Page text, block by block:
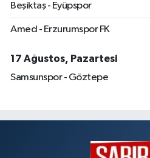
Beşiktaş - Eyüpspor
Amed - Erzurumspor FK
17 Ağustos, Pazartesi
Samsunspor - Göztepe